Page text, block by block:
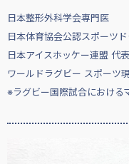
日本整形外科学会専門医
日本体育協会公認スポーツド
日本アイスホッケー連盟 代
ワールドラグビー スポーツ
※ラグビー国際試合における